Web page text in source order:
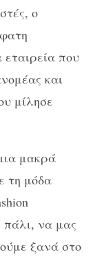
ο
εταιρεία που
και
μίλησε
μακρά
τη μόδα
πάλι, να μας
ξανά στο